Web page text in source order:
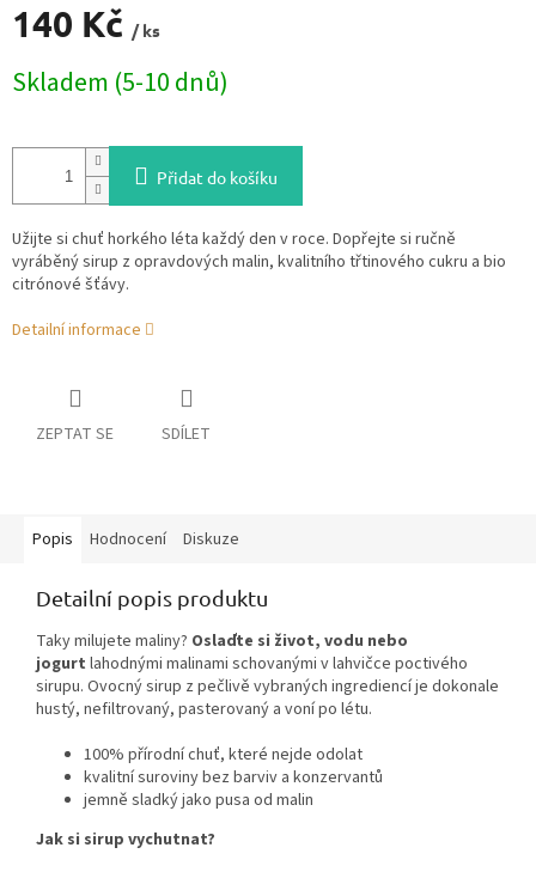
140 Kč / ks
cena:
Skladem (5-10 dnů)
Přidat do košíku
Užijte si chuť horkého léta každý den v roce. Dopřejte si ručně
vyráběný sirup z opravdových malin, kvalitního třtinového cukru a bio
citrónové šťávy.
Detailní informace
ZEPTAT SE SDÍLET
Popis Hodnocení Diskuze
Detailní popis produktu
Taky milujete maliny? Oslaďte si život, vodu nebo
jogurt lahodnými malinami schovanými v lahvičce poctivého
sirupu. Ovocný sirup z pečlivě vybraných ingrediencí je dokonale
hustý, nefiltrovaný, pasterovaný a voní po létu.
100% přírodní chuť, které nejde odolat
kvalitní suroviny bez barviv a konzervantů
jemně sladký jako pusa od malin
Jak si sirup vychutnat?